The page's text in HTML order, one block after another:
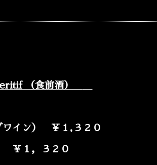
（食前酒）
ワイン） ￥１,３２０
￥１，３２０